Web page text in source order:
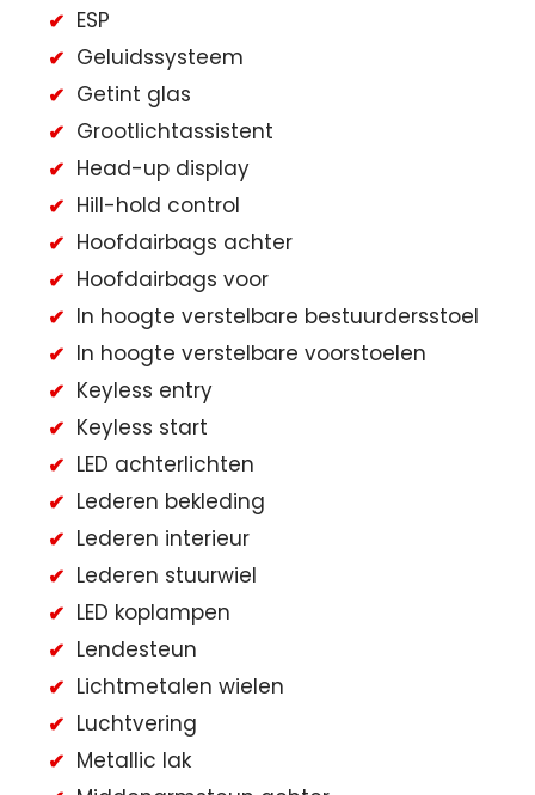
ESP
Geluidssysteem
Getint glas
Grootlichtassistent
Head-up display
Hill-hold control
Hoofdairbags achter
Hoofdairbags voor
In hoogte verstelbare bestuurdersstoel
In hoogte verstelbare voorstoelen
Keyless entry
Keyless start
LED achterlichten
Lederen bekleding
Lederen interieur
Lederen stuurwiel
LED koplampen
Lendesteun
Lichtmetalen wielen
Luchtvering
Metallic lak